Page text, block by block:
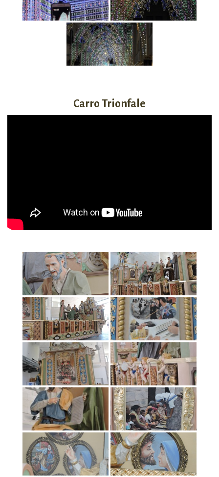
Carro Trionfale